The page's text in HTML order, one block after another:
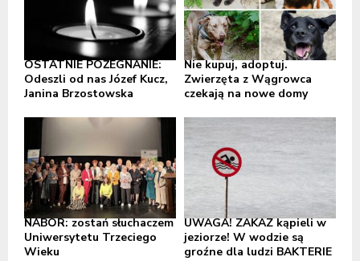
OSTATNIE POŻEGNANIE:
Odeszli od nas Józef Kucz,
Janina Brzostowska
Nie kupuj, adoptuj.
Zwierzęta z Wągrowca
czekają na nowe domy
NABÓR: zostań słuchaczem
Uniwersytetu Trzeciego
Wieku
UWAGA! ZAKAZ kąpieli w
jeziorze! W wodzie są
groźne dla ludzi BAKTERIE